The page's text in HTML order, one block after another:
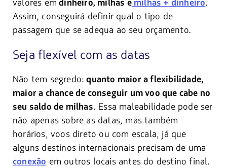
valores em dinheiro, milhas emilhas + dinheiro.
Assim, conseguirá definir qual o tipo de
passagem que se adequa ao seu orçamento.
Seja flexível com as datas
Não tem segredo: quanto maior a flexibilidade,
maior a chance de conseguir um voo que cabe no
seu saldo de milhas. Essa maleabilidade pode ser
não apenas sobre as datas, mas também
horários, voos direto ou com escala, já que
alguns destinos internacionais precisam de uma
conexão em outros locais antes do destino final.